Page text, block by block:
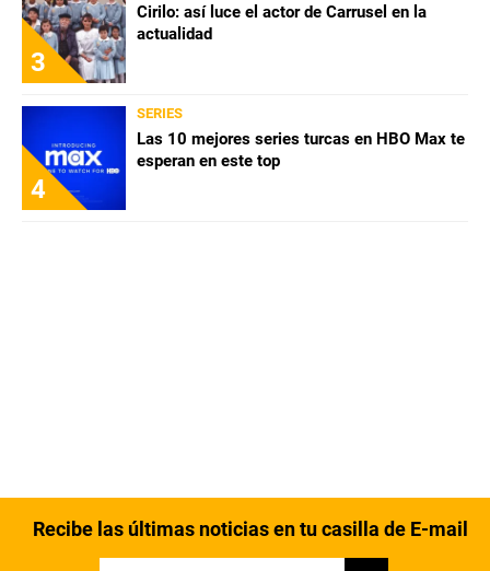
3
Cirilo: así luce el actor de Carrusel en la
actualidad
4
SERIES
Las 10 mejores series turcas en HBO Max te
esperan en este top
Recibe las últimas noticias en tu casilla de E-mail